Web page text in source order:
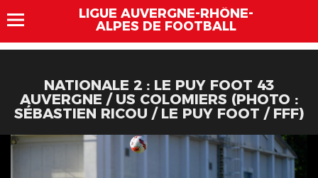
LIGUE AUVERGNE-RHÔNE-
ALPES DE FOOTBALL
NATIONALE 2 : LE PUY FOOT 43
AUVERGNE / US COLOMIERS (PHOTO :
SÉBASTIEN RICOU / LE PUY FOOT / FFF)